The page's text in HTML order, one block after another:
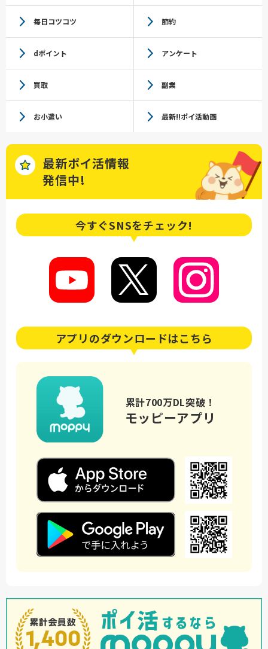
毎日コツコツ 節約
dポイント アンケート
買取 副業
お小遣い 最新!!ポイ活動画
最新ポイ活情報
発信中!
今すぐSNSをチェック!
アプリのダウンロードはこちら
累計700万DL突破！
モッピーアプリ